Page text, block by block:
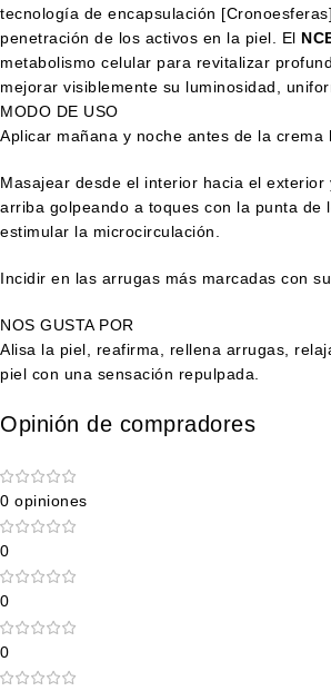
tecnología de encapsulación
penetración de los activos en la piel. El
metabolismo celular para revitalizar
mejorar visiblemente su luminosidad,
MODO DE USO
Aplicar mañana y noche antes de la crema
Masajear desde el interior hacia el exterior
arriba golpeando a toques con la punta de
estimular la microcirculación.
Incidir en las arrugas más marcadas con
NOS GUSTA POR
Alisa la piel, reafirma, rellena arrugas,
piel con una sensación repulpada.
Opinión de compradores
0 opiniones
0
0
0